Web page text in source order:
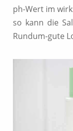
ph-Wert im
so kann die
Rundum-gute